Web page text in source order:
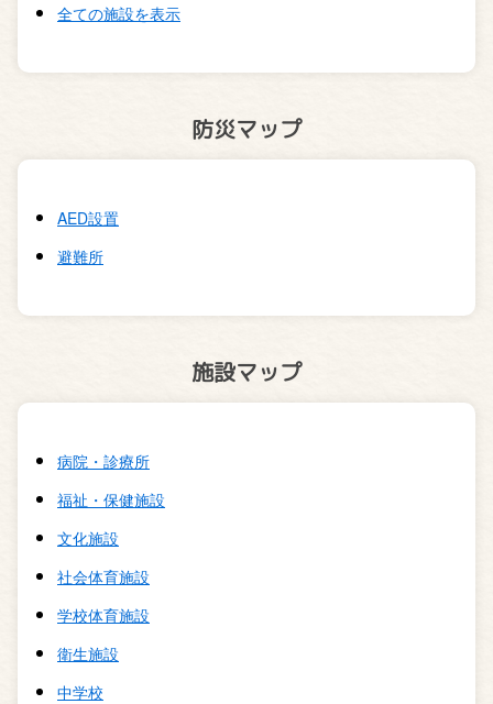
全ての施設を表示
防災マップ
AED設置
避難所
施設マップ
病院・診療所
福祉・保健施設
文化施設
社会体育施設
学校体育施設
衛生施設
中学校